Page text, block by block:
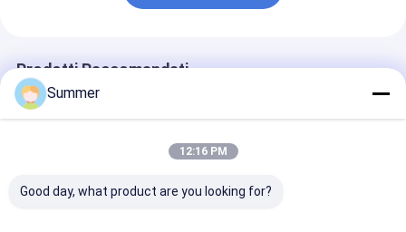
Prodotti Raccomandati
Summer
12:16 PM
Good day, what product are you looking for?